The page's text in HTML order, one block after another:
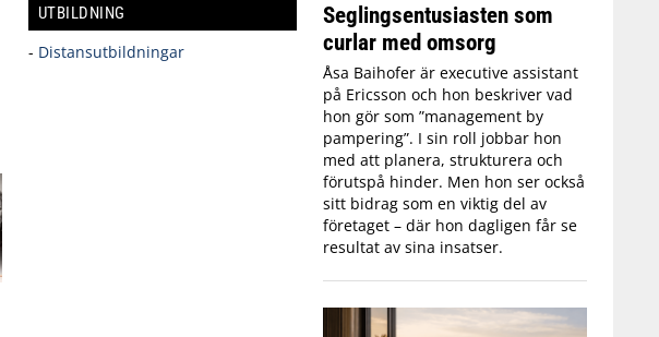
UTBILDNING
- Distansutbildningar
Seglingsentusiasten som
curlar med omsorg
Åsa Baihofer är executive assistant
på Ericsson och hon beskriver vad
hon gör som ”management by
pampering”. I sin roll jobbar hon
med att planera, strukturera och
förutspå hinder. Men hon ser också
sitt bidrag som en viktig del av
företaget – där hon dagligen får se
resultat av sina insatser.